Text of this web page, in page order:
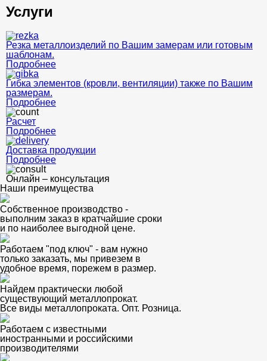
Услуги
Резка металлоизделий по Вашим замерам или готовым
шаблонам.
Подробнее
Гибка элементов (кровли, вентиляции) также по Вашим
размерам.
Подробнее
Расчет
Подробнее
Доставка продукции
Подробнее
Онлайн – консультация
Наши преимущества
Собственное производство -
выполним заказ в кратчайшие сроки
и по наиболее выгодной цене.
Работаем "под ключ" - вам нужно
только заказать, мы привезем в
удобное время, порежем в размер.
Найдем практически любой
существующий металлопрокат.
Все виды металлопроката. Опт. Розница.
Работаем с известными
иностранными и российскими
производителями